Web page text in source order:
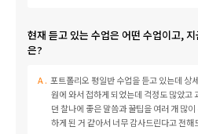
현재 듣고 있는 수업은 어떤 수업이고,
은?
포트폴리오 평일반 수업을 듣고 있는데 상
원에 와서 접하게 되었는데 걱정도 많았고
던 찰나에 좋은 말씀과 꿀팁을 여러 개 많
하게 된 거 같아서 너무 감사드린다고 전해